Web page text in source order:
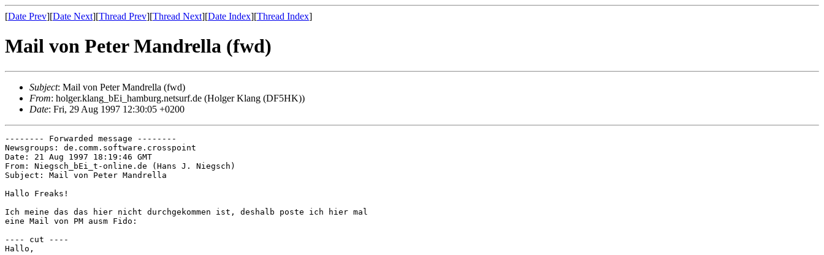
[Date Prev][Date Next][Thread Prev][Thread Next][Date Index][Thread Index]
Mail von Peter Mandrella (fwd)
Subject: Mail von Peter Mandrella (fwd)
From: holger.klang_bEi_hamburg.netsurf.de (Holger Klang (DF5HK))
Date: Fri, 29 Aug 1997 12:30:05 +0200
-------- Forwarded message --------
Newsgroups: de.comm.software.crosspoint
Date: 21 Aug 1997 18:19:46 GMT
From: Niegsch_bEi_t-online.de (Hans J. Niegsch)
Subject: Mail von Peter Mandrella
Hallo Freaks!
Ich meine das das hier nicht durchgekommen ist, deshalb poste ich hier mal
eine Mail von PM ausm Fido:
---- cut ----
Hallo,